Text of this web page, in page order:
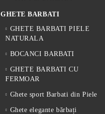
GHETE BARBATI
GHETE BARBATI PIELE
NATURALA
BOCANCI BARBATI
GHETE BARBATI CU
FERMOAR
Ghete sport Barbati din Piele
Ghete elegante bărbați